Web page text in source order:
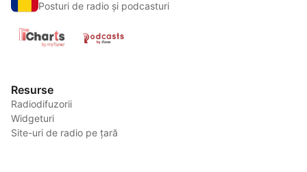
Posturi de radio și podcasturi
Resurse
Radiodifuzorii
Widgeturi
Site-uri de radio pe țară